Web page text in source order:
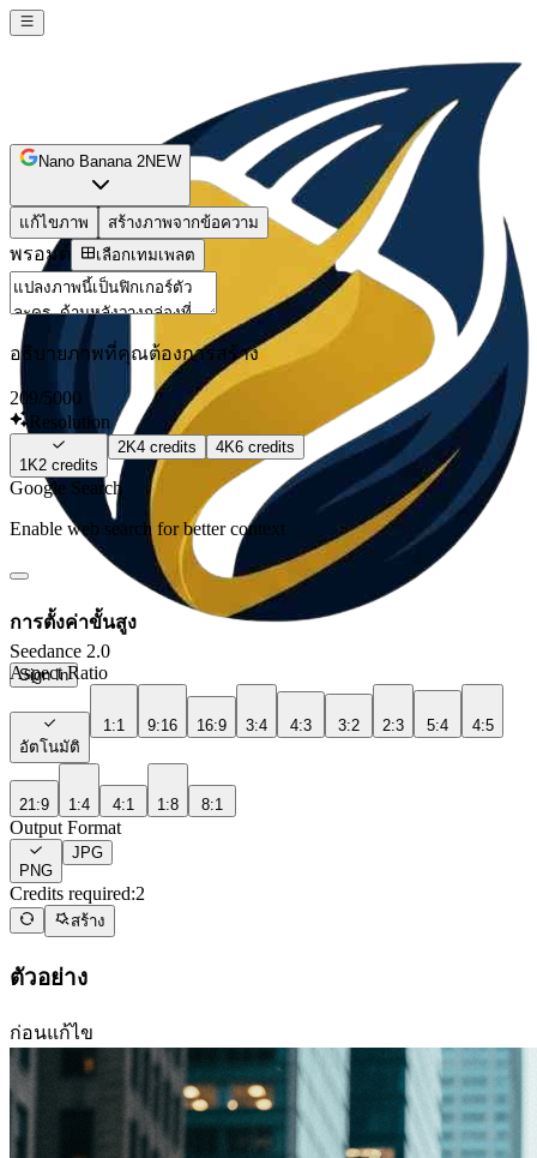
Seedance 2.0
Sign In
Nano Banana 2NEW
แก้ไขภาพ สร้างภาพจากข้อความ
พรอมต์ เลือกเทมเพลต
อธิบายภาพที่คุณต้องการสร้าง
209/5000
Resolution
1K2 credits
2K4 credits 4K6 credits
Google Search
Enable web search for better context
การตั้งค่าขั้นสูง
Aspect Ratio
อัตโนมัติ
1:1 9:16 16:9 3:4 4:3 3:2 2:3 5:4 4:5
21:9 1:4 4:1 1:8 8:1
Output Format
PNG
JPG
Credits required:2
สร้าง
ตัวอย่าง
ก่อนแก้ไข